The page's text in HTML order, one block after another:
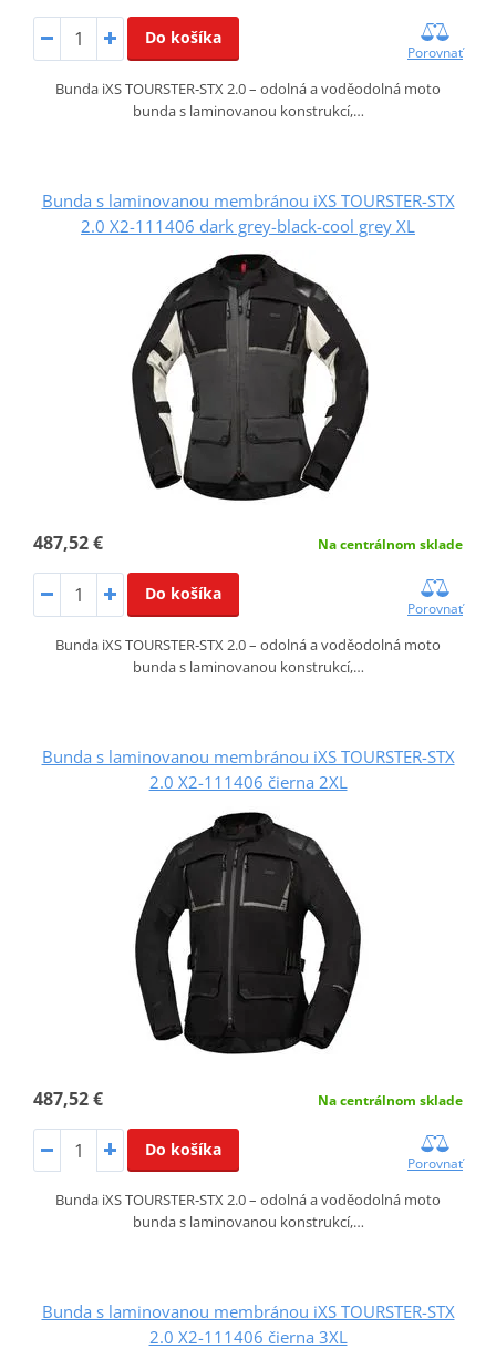
Do košíka
Porovnať
Bunda iXS TOURSTER‑STX 2.0 – odolná a voděodolná moto
bunda s laminovanou konstrukcí,…
Bunda s laminovanou membránou iXS TOURSTER-STX
2.0 X2-111406 dark grey-black-cool grey XL
487,52 € Na centrálnom sklade
Do košíka
Porovnať
Bunda iXS TOURSTER‑STX 2.0 – odolná a voděodolná moto
bunda s laminovanou konstrukcí,…
Bunda s laminovanou membránou iXS TOURSTER-STX
2.0 X2-111406 čierna 2XL
487,52 € Na centrálnom sklade
Do košíka
Porovnať
Bunda iXS TOURSTER‑STX 2.0 – odolná a voděodolná moto
bunda s laminovanou konstrukcí,…
Bunda s laminovanou membránou iXS TOURSTER-STX
2.0 X2-111406 čierna 3XL